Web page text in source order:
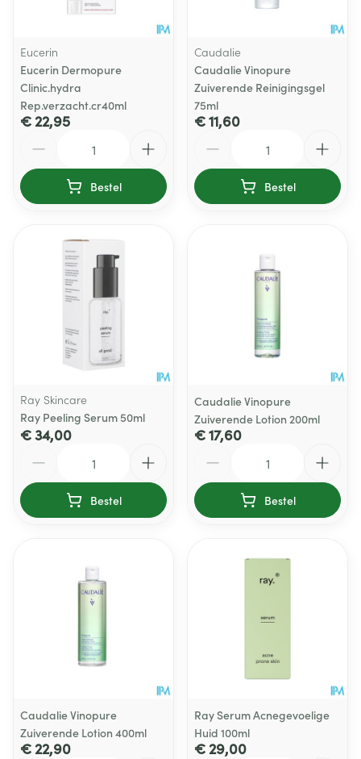
Eucerin
Eucerin Dermopure
Clinic.hydra
Rep.verzacht.cr40ml
€ 22,95
Bestel
Caudalie
Caudalie Vinopure
Zuiverende Reinigingsgel
75ml
€ 11,60
Bestel
Ray Skincare
Ray Peeling Serum 50ml
€ 34,00
Bestel
Caudalie Vinopure
Zuiverende Lotion 200ml
€ 17,60
Bestel
Caudalie Vinopure
Zuiverende Lotion 400ml
€ 22,90
Ray Serum Acnegevoelige
Huid 100ml
€ 29,00